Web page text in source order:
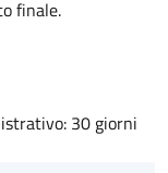
finale.
30 giorni